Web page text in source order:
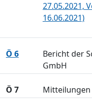
27.05.2021,
16.06.2021)
Ö 6
Bericht der
GmbH
Ö 7 Mitteilungen